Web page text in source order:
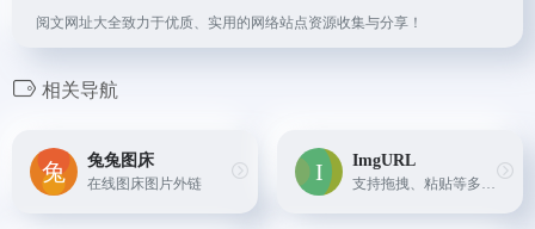
阅文网址大全致力于优质、实用的网络站点资源收集与分享！
相关导航
兔兔图床
在线图床图片外链
ImgURL
支持拖拽、粘贴等多种上传方式。在上传测试中，GIF 耗时 5 秒，PNG 实现秒传，处于可接受的范围内。